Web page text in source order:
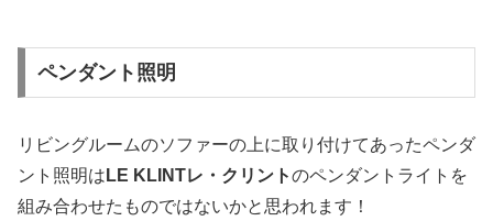
ペンダント照明
リビングルームのソファーの上に取り付けてあったペンダ
ント照明は LE KLINTレ・クリントのペンダントライトを
組み合わせたものではないかと思われます！